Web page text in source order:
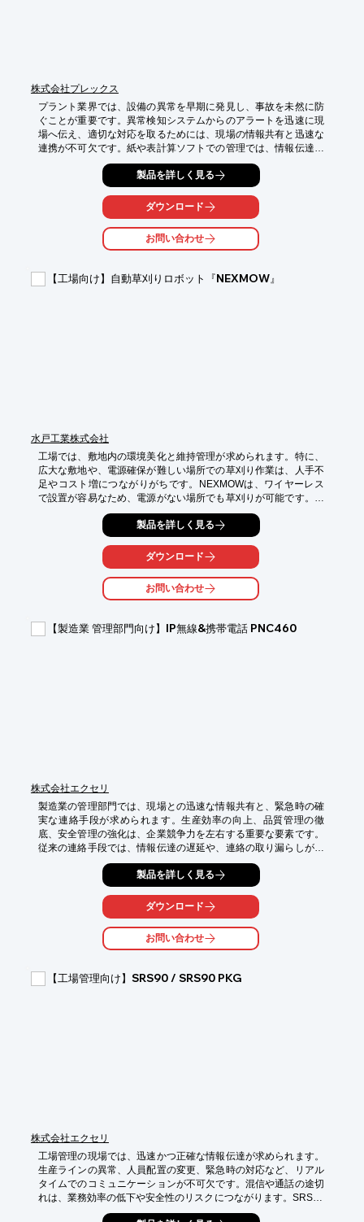
株式会社プレックス
プラント業界では、設備の異常を早期に発見し、事故を未然に防
ぐことが重要です。異常検知システムからのアラートを迅速に現
場へ伝え、適切な対応を取るためには、現場の情報共有と迅速な
連携が不可欠です。紙や表計算ソフトでの管理では、情報伝達の
遅延や、記録の抜け漏れが発生しやすく、対応が遅れる可能性が
あります。サクミルは、現場の情報をリアルタイムで共有し、迅
速な意思決定を支援します。
【活用シーン】
・異常検知アラート発生時の対応状況共有
・点検・保守作業の進捗管理
・過去の異常事例の参照
製品を詳しく見る
ダウンロード
お問い合わせ
【工場向け】自動草刈りロボット『NEXMOW』
水戸工業株式会社
工場では、敷地内の環境美化と維持管理が求められます。特に、
広大な敷地や、電源確保が難しい場所での草刈り作業は、人手不
足やコスト増につながりがちです。NEXMOWは、ワイヤーレス
で設置が容易なため、電源がない場所でも草刈りが可能です。高
精度GPSによる自動運転で、効率的な草刈りを実現し、管理コス
トの削減に貢献します。
【活用シーン】
・工場敷地内の草刈り
・駐車場、通路の草刈り
・単一エリアに限らない草刈り
・草刈り作業の無人化・省人化
製品を詳しく見る
ダウンロード
お問い合わせ
【製造業 管理部門向け】IP無線&携帯電話 PNC460
株式会社エクセリ
製造業の管理部門では、現場との迅速な情報共有と、緊急時の確
実な連絡手段が求められます。生産効率の向上、品質管理の徹
底、安全管理の強化は、企業競争力を左右する重要な要素です。
従来の連絡手段では、情報伝達の遅延や、連絡の取り漏らしが発
生しやすく、業務効率を低下させる原因となっていました。
PNC460は、IP無線と携帯電話の機能を1台に集約し、現場と管
理部門間のスムーズな連携を実現します。これにより、迅速な情
報共有と的確な指示が可能になり、業務効率の大幅な改善に貢献
【活用シーン】
・品質管理における情報共有
・緊急時の連絡手段
製品を詳しく見る
ダウンロード
お問い合わせ
【工場管理向け】SRS90 / SRS90 PKG
株式会社エクセリ
工場管理の現場では、迅速かつ正確な情報伝達が求められます。
生産ラインの異常、人員配置の変更、緊急時の対応など、リアル
タイムでのコミュニケーションが不可欠です。混信や通話の途切
れは、業務効率の低下や安全性のリスクにつながります。SRS90
/ SRS90 PKGは、YAESU CONNECT Proによるクリアな音声